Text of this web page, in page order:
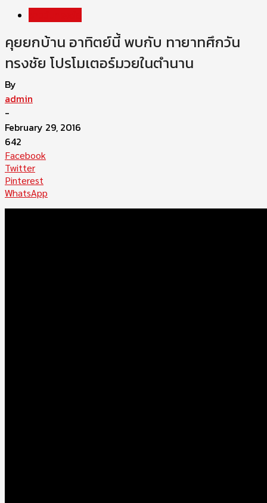
คุยยกบ้าน อาทิตย์นี้ พบกับ ทายาทศึกวัน
ทรงชัย โปรโมเตอร์มวยในตำนาน
By
admin
-
February 29, 2016
642
Facebook
Twitter
Pinterest
WhatsApp